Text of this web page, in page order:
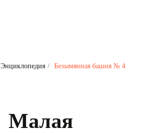
Энциклопедия / Безымянная башня № 4
Малая